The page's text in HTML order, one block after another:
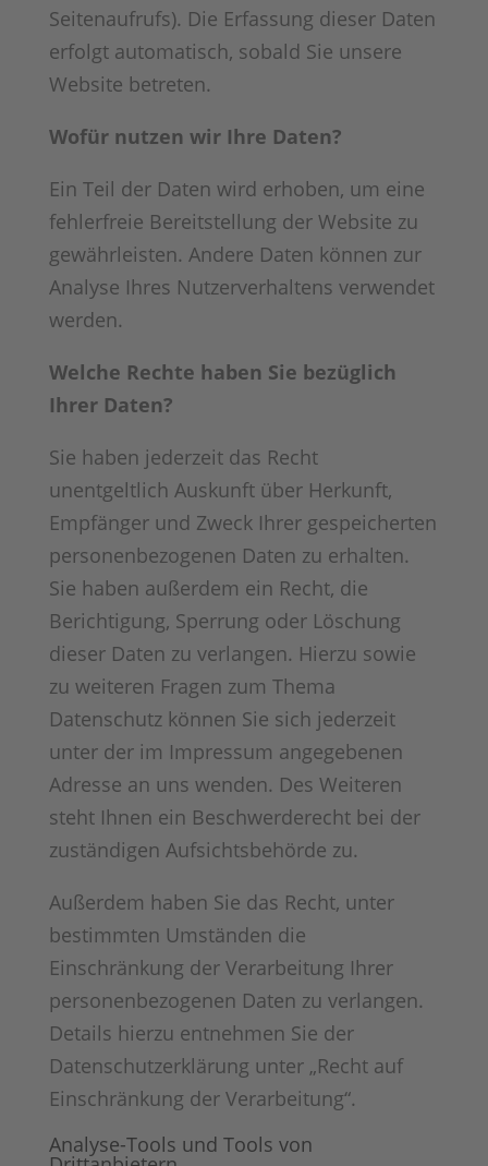
Seitenaufrufs). Die Erfassung dieser Daten
erfolgt automatisch, sobald Sie unsere
Website betreten.
Wofür nutzen wir Ihre Daten?
Ein Teil der Daten wird erhoben, um eine
fehlerfreie Bereitstellung der Website zu
gewährleisten. Andere Daten können zur
Analyse Ihres Nutzerverhaltens verwendet
werden.
Welche Rechte haben Sie bezüglich
Ihrer Daten?
Sie haben jederzeit das Recht
unentgeltlich Auskunft über Herkunft,
Empfänger und Zweck Ihrer gespeicherten
personenbezogenen Daten zu erhalten.
Sie haben außerdem ein Recht, die
Berichtigung, Sperrung oder Löschung
dieser Daten zu verlangen. Hierzu sowie
zu weiteren Fragen zum Thema
Datenschutz können Sie sich jederzeit
unter der im Impressum angegebenen
Adresse an uns wenden. Des Weiteren
steht Ihnen ein Beschwerderecht bei der
zuständigen Aufsichtsbehörde zu.
Außerdem haben Sie das Recht, unter
bestimmten Umständen die
Einschränkung der Verarbeitung Ihrer
personenbezogenen Daten zu verlangen.
Details hierzu entnehmen Sie der
Datenschutzerklärung unter „Recht auf
Einschränkung der Verarbeitung“.
Analyse-Tools und Tools von